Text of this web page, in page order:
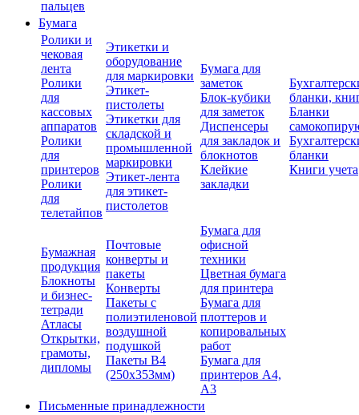
пальцев
Бумага
Ролики и
чековая
лента
Ролики
для
кассовых
аппаратов
Ролики
для
принтеров
Ролики
для
телетайпов
Этикетки и
оборудование
для маркировки
Этикет-
пистолеты
Этикетки для
складской и
промышленной
маркировки
Этикет-лента
для этикет-
пистолетов
Бумага для
заметок
Блок-кубики
для заметок
Диспенсеры
для закладок и
блокнотов
Клейкие
закладки
бланки,
Бланки
бланки
Книги учета
Бумажная
продукция
Блокноты
и бизнес-
тетради
Атласы
Открытки,
грамоты,
дипломы
Почтовые
конверты и
пакеты
Конверты
Пакеты с
полиэтиленовой
воздушной
подушкой
Пакеты В4
(250х353мм)
Бумага для
офисной
техники
Цветная бумага
для принтера
Бумага для
плоттеров и
копировальных
работ
Бумага для
принтеров А4,
А3
Письменные принадлежности